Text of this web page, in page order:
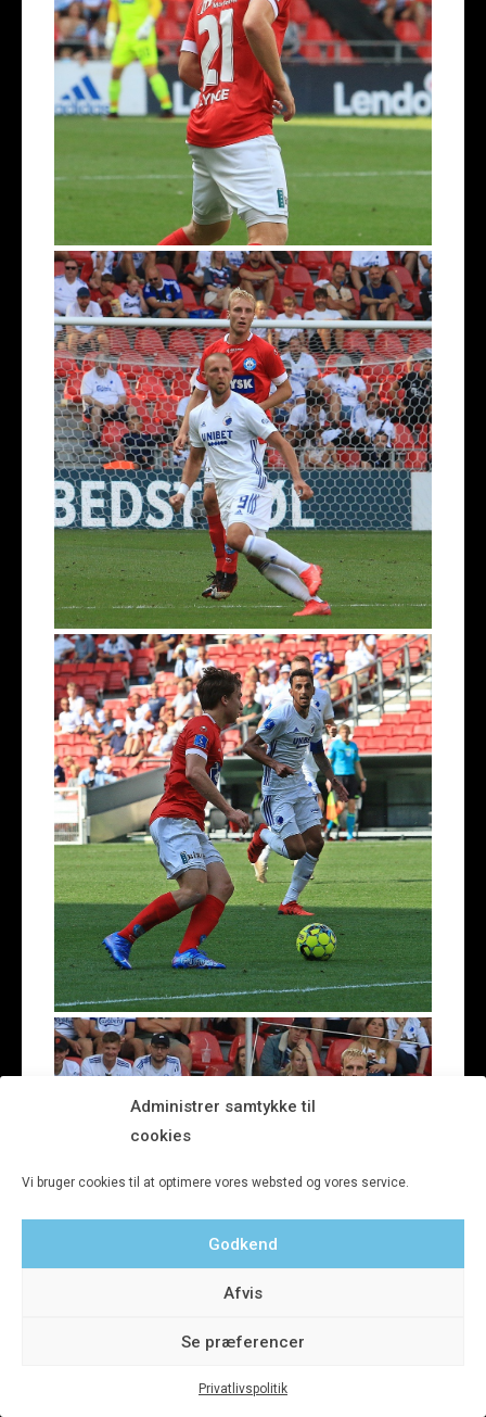
Administrer samtykke til
cookies
Vi bruger cookies til at optimere vores websted og vores service.
Godkend
Afvis
Se præferencer
Privatlivspolitik